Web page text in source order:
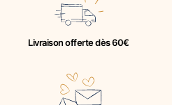
Livraison offerte dès 60€